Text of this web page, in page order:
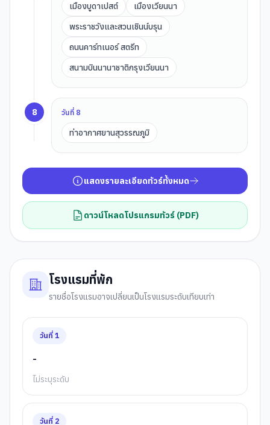
เมืองบูดาเปสต์
เมืองเวียนนา
พระราชวังและสวนเชินน์บรุน
ถนนคาร์ทเนอร์ สตรีท
สนามบินนานาชาติกรุงเวียนนา
8 วันที่ 8
ท่าอากาศยานสุวรรณภูมิ
แสดงรายละเอียดทัวร์ทั้งหมด
ดาวน์โหลดโปรแกรมทัวร์ (PDF)
โรงแรมที่พัก
รายชื่อโรงแรมอาจเปลี่ยนเป็นโรงแรมระดับเทียบเท่า
วันที่ 1
-
ไม่ระบุระดับ
วันที่ 2